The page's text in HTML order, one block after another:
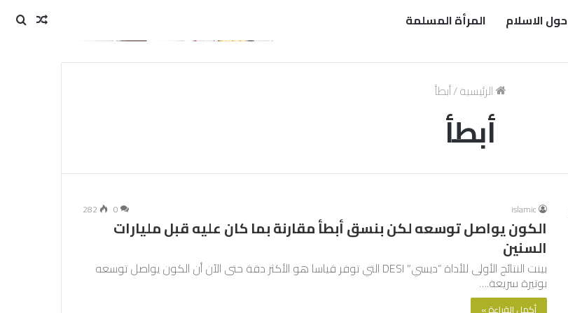
حول الاسلام المرأة المسلمة
مقال
الرئيسية/أبطأ
أبطأ
islamic
0
282
الكون يواصل توسعه لكن بنسق أبطأ مقارنة بما كان عليه قبل مليارات
السنين
بينت النتائج الأولى للأداة “ديسي” DESI التي توفر قياسا هو الأكثر دقة حتى الآن أن الكون يواصل توسعه
بوتيرة سريعة.…
أكمل القراءة »